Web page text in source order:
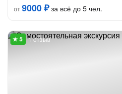
от9000 ₽за всё до 5 чел.
1 отзыв